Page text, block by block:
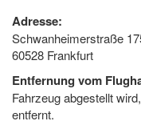
Adresse:
Schwanheimerstraße
60528 Frankfurt
Entfernung vom
Fahrzeug abgestellt
entfernt.